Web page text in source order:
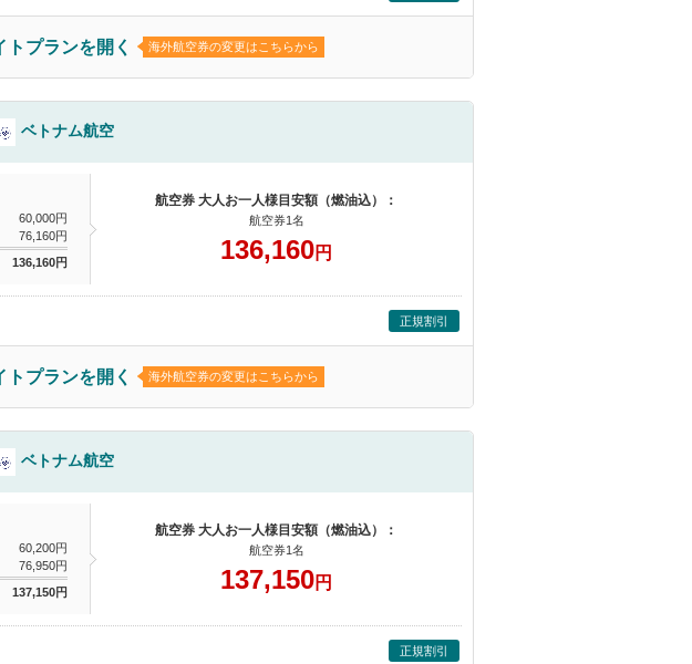
トプランを開く 海外航空券の変更はこちらから
ベトナム航空
60,000円
76,160円
136,160円
航空券 大人お一人様目安額（燃油込）：
航空券1名
136,160円
正規割引
トプランを開く 海外航空券の変更はこちらから
ベトナム航空
60,200円
76,950円
137,150円
航空券 大人お一人様目安額（燃油込）：
航空券1名
137,150円
正規割引